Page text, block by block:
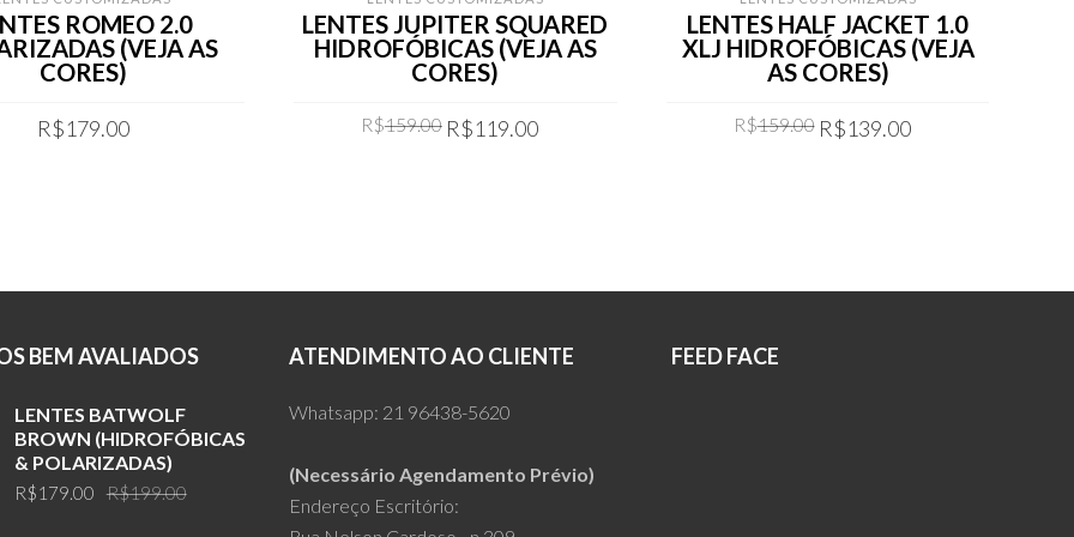
ROMEO 2.0
(VEJA AS
CORES)
R$179.00
LENTES JUPITER SQUARED
HIDROFÓBICAS (VEJA AS
CORES)
R$159.00 Original
R$119.00
LENTES HALF JACKET 1.0
XLJ HIDROFÓBICAS (VEJA
AS CORES)
R$159.00 Original
R$139.00
BEM AVALIADOS
LENTES BATWOLF
BROWN (HIDROFÓBICAS
& POLARIZADAS)
R$199.00Original
R$179.00
Current
ATENDIMENTO AO CLIENTE
Whatsapp: 21 96438-5620
(Necessário Agendamento Prévio)
Endereço Escritório:
FEED FACE